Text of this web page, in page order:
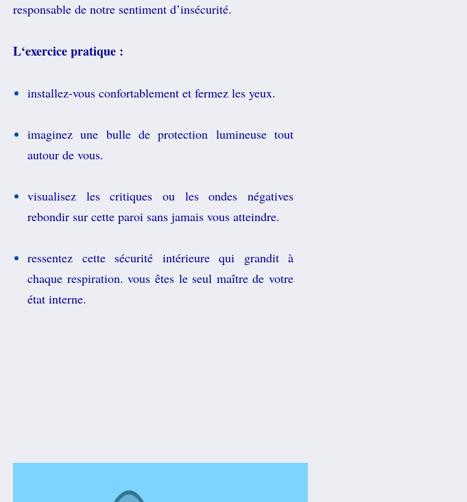
responsable de notre sentiment d’insécurité.
L‘exercice pratique :
installez-vous confortablement et fermez les yeux.
imaginez une bulle de protection lumineuse tout
autour de vous.
visualisez les critiques ou les ondes négatives
rebondir sur cette paroi sans jamais vous atteindre.
ressentez cette sécurité intérieure qui grandit à
chaque respiration. vous êtes le seul maître de votre
état interne.